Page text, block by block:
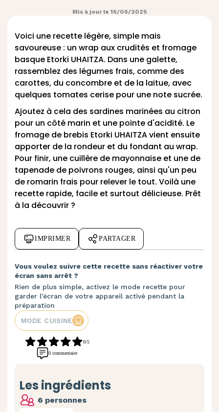
Mis à jour le 16/06/2025
Voici une recette légère, simple mais
savoureuse : un wrap aux crudités et fromage
basque Etorki UHAITZA. Dans une galette,
rassemblez des légumes frais, comme des
carottes, du concombre et de la laitue, avec
quelques tomates cerise pour une note sucrée.
Ajoutez à cela des sardines marinées au citron
pour un côté marin et une pointe d'acidité. Le
fromage de brebis Etorki UHAITZA vient ensuite
apporter de la rondeur et du fondant au wrap.
Pour finir, une cuillère de mayonnaise et une de
tapenade de poivrons rouges, ainsi qu'un peu
de romarin frais pour relever le tout. Voilà une
recette rapide, facile et surtout délicieuse. Prêt
à la découvrir ?
IMPRIMER PARTAGER
Vous voulez suivre cette recette sans réactiver votre
écran sans arrêt ?
Rien de plus simple, activez le mode recette pour
garder l'écran de votre appareil activé pendant la
préparation
MODE CUISINE
0/5
0 commentaire
Les ingrédients
6 personnes